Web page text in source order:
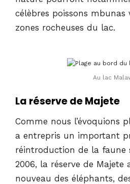
célèbres poissons mbunas
zones rocheuses du lac.
Au lac
La réserve de Majete
Comme nous l’évoquions
a entrepris un important
réintroduction de la faune
2006, la réserve de Majete
nouveau des éléphants,